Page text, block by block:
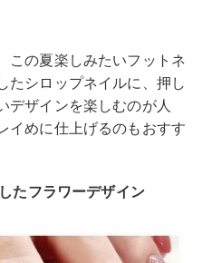
この夏楽しみたいフットネ
たシロップネイルに、押し
デザインを楽しむのが人
イめに仕上げるのもおすす
たフラワーデザイン